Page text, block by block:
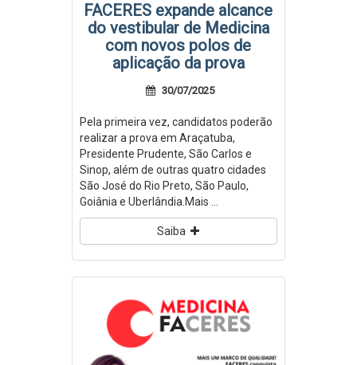
FACERES expande alcance
do vestibular de Medicina
com novos polos de
aplicação da prova
30/07/2025
Pela primeira vez, candidatos poderão
realizar a prova em Araçatuba,
Presidente Prudente, São Carlos e
Sinop, além de outras quatro cidades
São José do Rio Preto, São Paulo,
Goiânia e Uberlândia.Mais ...
Saiba